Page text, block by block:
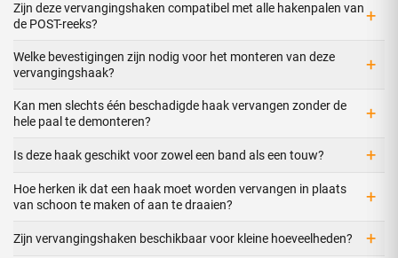
Zijn deze vervangingshaken compatibel met alle hakenpalen van
de POST-reeks?
+
Welke bevestigingen zijn nodig voor het monteren van deze
vervangingshaak?
+
Kan men slechts één beschadigde haak vervangen zonder de
hele paal te demonteren?
+
Is deze haak geschikt voor zowel een band als een touw? +
Hoe herken ik dat een haak moet worden vervangen in plaats
van schoon te maken of aan te draaien?
+
Zijn vervangingshaken beschikbaar voor kleine hoeveelheden? +